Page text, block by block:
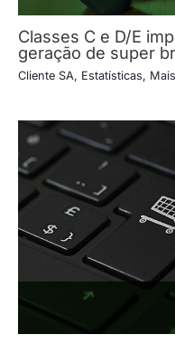
Classes C e D/E
geração de super
Cliente SA, Estatísticas,